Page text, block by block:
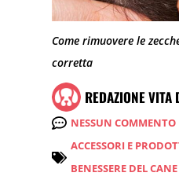
Come rimuovere le
corretta
REDAZIONE VITA
NESSUN COMMENTO
ACCESSORI E
BENESSERE DEL CANE